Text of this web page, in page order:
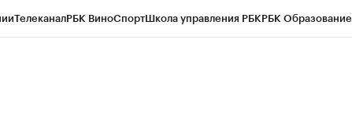
ТелеканалРБК ВиноСпортШкола управления РБКРБК Образование